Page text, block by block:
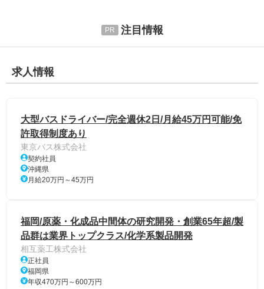
注目情報
求人情報
大型バスドライバー/完全週休2日/月給45万円可能/免
許取得制度あり
東京バス株式会社
契約社員
沖縄県
月給20万円～45万円
福岡/原薬・化成品中間体の研究開発・創業65年超/製
品群は業界トップクラス/化学系製品開発
相互薬工株式会社
正社員
福岡県
年収470万円～600万円